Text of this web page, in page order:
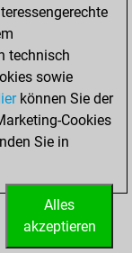
0
0
technisch
sowie
können Sie der
Cookies
Sie in
Alles
akzeptieren